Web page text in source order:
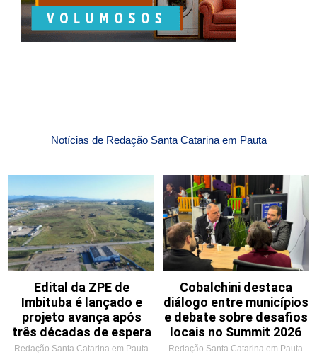
Notícias de Redação Santa Catarina em Pauta
Edital da ZPE de
Imbituba é lançado e
projeto avança após
três décadas de espera
Redação Santa Catarina em Pauta
Cobalchini destaca
diálogo entre municípios
e debate sobre desafios
locais no Summit 2026
Redação Santa Catarina em Pauta